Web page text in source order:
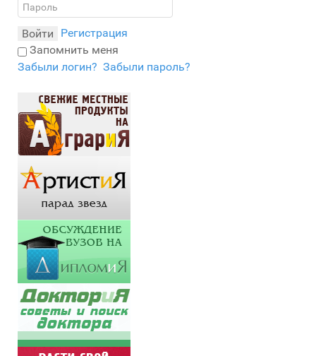
Войти
Регистрация
Запомнить меня
Забыли логин? Забыли пароль?